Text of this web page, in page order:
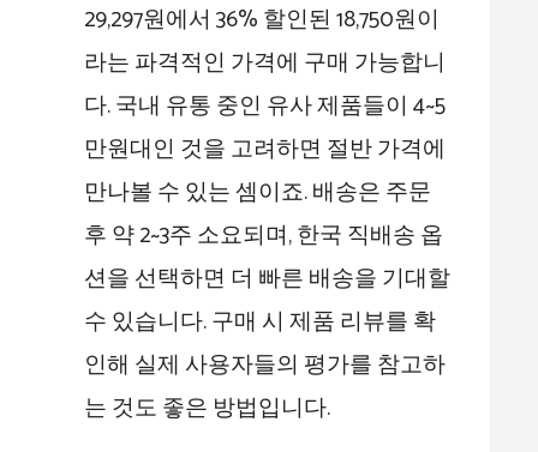
29,297원에서 36% 할인된 18,750원이
라는 파격적인 가격에 구매 가능합니
다. 국내 유통 중인 유사 제품들이 4~5
만원대인 것을 고려하면 절반 가격에
만나볼 수 있는 셈이죠. 배송은 주문
후 약 2~3주 소요되며, 한국 직배송 옵
션을 선택하면 더 빠른 배송을 기대할
수 있습니다. 구매 시 제품 리뷰를 확
인해 실제 사용자들의 평가를 참고하
는 것도 좋은 방법입니다.